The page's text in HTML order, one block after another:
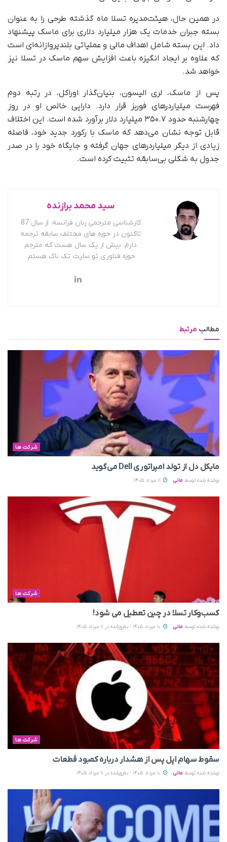
در همین حال، هیئت‌مدیره تسلا ماه گذشته طرحی را به عنوان
بسته جبران خدمات یک هزار میلیارد دلاری برای ماسک پیشنهاد
داد. این بسته شامل اهداف مالی و عملیاتی بلندپروازانه‌ای است
که علاوه بر ایجاد انگیزه باعث افزایش سهم ماسک در تسلا نیز
خواهد شد.
پس از ماسک، لری الیسون، بنیان‌گذار اوراکل، در رتبه دوم
فهرست میلیاردرهای فوربز قرار دارد. دارایی خالص او در روز
چهارشنبه حدود ۳۵۰.۷ میلیارد دلار برآورد شده است. این اختلاف
قابل توجه نشان می‌دهد که ماسک با رکورد جدید خود، فاصله
زیادی از دیگر میلیاردرهای جهان گرفته و جایگاه خود را در صدر
جدول به شکلی بی‌سابقه تثبیت کرده است.
سید محمد برازنده
کارشناسی مترجمی زبان فرانسه. از سال 87
تاکنون در حوزه های مختلف سابقه ترجمه
دارم. بیش از یک سال هست که مترجم
حوزه فناوری تو سایت تک ناک هستم.
مطالب مرتبط
شرکت ها
مایکل دل از تولد امپراتوری Dell می‌گوید
نوشته شده توسط مانی
شرکت ها
کسب‌وکار تسلا در چین تعطیل می‌ شود!
نوشته شده توسط مانی
شرکت ها
سقوط سهام اپل پس از هشدار درباره کمبود قطعات
نوشته شده توسط مانی